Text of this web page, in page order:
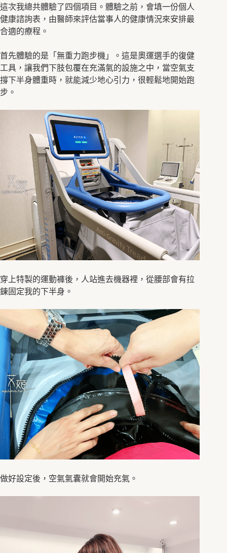
這次我總共體驗了四個項目。體驗之前，會填一份個人
健康諮詢表，由醫師來評估當事人的健康情況來安排最
合適的療程。
首先體驗的是「無重力跑步機」。這是奧運選手的復健
工具，讓我們下肢包覆在充滿氣的設施之中，當空氣支
撐下半身體重時，就能減少地心引力，很輕鬆地開始跑
步。
穿上特製的運動褲後，人站進去機器裡，從腰部會有拉
鍊固定我的下半身。
做好設定後，空氣氣囊就會開始充氣。